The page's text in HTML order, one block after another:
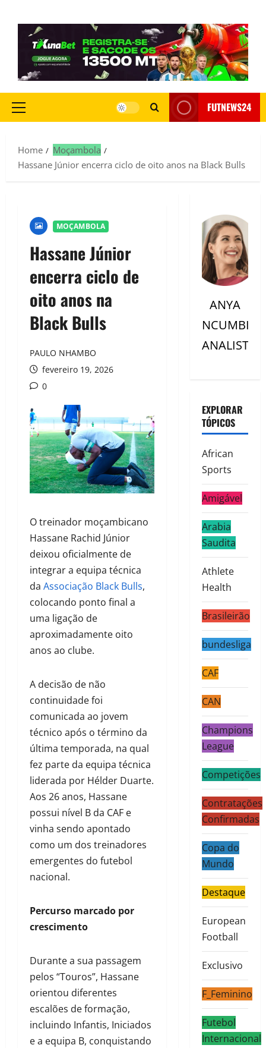
FUTNEWS24
Home
Moçambola
Hassane Júnior encerra ciclo de oito anos na Black Bulls
MOÇAMBOLA
Hassane Júnior
encerra ciclo de
oito anos na
Black Bulls
PAULO NHAMBO
fevereiro 19, 2026
0
O treinador moçambicano
Hassane Rachid Júnior
deixou oficialmente de
integrar a equipa técnica
da Associação Black Bulls,
colocando ponto final a
uma ligação de
aproximadamente oito
anos ao clube.
A decisão de não
continuidade foi
comunicada ao jovem
técnico após o término da
última temporada, na qual
fez parte da equipa técnica
liderada por Hélder Duarte.
Aos 26 anos, Hassane
possui nível B da CAF e
vinha sendo apontado
como um dos treinadores
emergentes do futebol
nacional.
Percurso marcado por
crescimento
Durante a sua passagem
pelos “Touros”, Hassane
orientou diferentes
escalões de formação,
incluindo Infantis, Iniciados
e a equipa B, conquistando
ANYA
NCUMBI
ANALISTC
EXPLORAR
TÓPICOS
African
Sports
Amigável
Arabia
Saudita
Athlete
Health
Brasileirão
bundesliga
CAF
CAN
Champions
League
Competições
Contratações
Confirmadas
Copa do
Mundo
Destaque
European
Football
Exclusivo
F_Feminino
Futebol
Internacional